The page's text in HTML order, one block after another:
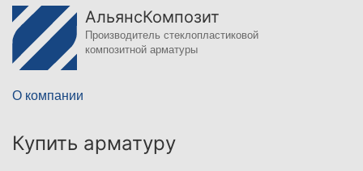
АльянсКомпозит
Производитель стеклопластиковой
композитной арматуры
О компании
Купить арматуру